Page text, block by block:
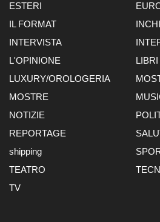
ESTERI
IL FORMAT
INTERVISTA
L'OPINIONE
LIBRI
LUXURY/OROLOGERIA
MOSTRE
NOTIZIE
REPORTAGE
shipping
TEATRO
TV